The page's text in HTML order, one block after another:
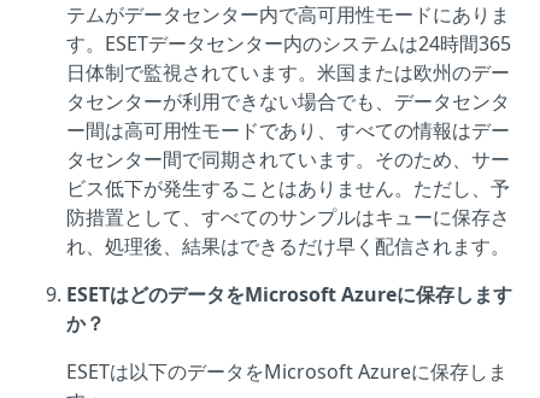
テムがデータセンター内で高可用性モードにありま
す。ESETデータセンター内のシステムは24時間365
日体制で監視されています。米国または欧州のデー
タセンターが利用できない場合でも、データセンタ
ー間は高可用性モードであり、すべての情報はデー
タセンター間で同期されています。そのため、サー
ビス低下が発生することはありません。ただし、予
防措置として、すべてのサンプルはキューに保存さ
れ、処理後、結果はできるだけ早く配信されます。
ESETはどのデータをMicrosoft Azureに保存します
か？
ESETは以下のデータをMicrosoft Azureに保存しま